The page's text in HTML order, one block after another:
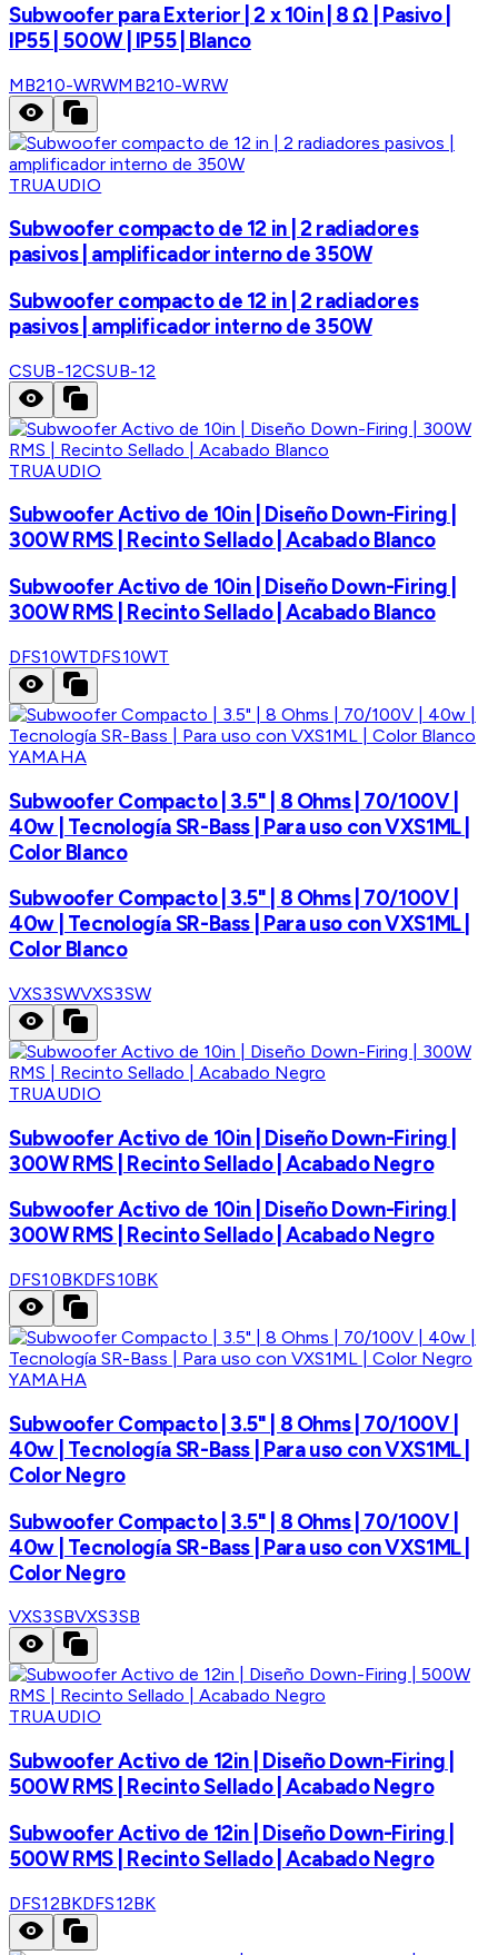
Subwoofer para Exterior | 2 x 10in | 8 Ω | Pasivo |
IP55 | 500W | IP55 | Blanco
MB210-WRWMB210-WRW
TRUAUDIO
Subwoofer compacto de 12 in | 2 radiadores
pasivos | amplificador interno de 350W
Subwoofer compacto de 12 in | 2 radiadores
pasivos | amplificador interno de 350W
CSUB-12CSUB-12
TRUAUDIO
Subwoofer Activo de 10in | Diseño Down-Firing |
300W RMS | Recinto Sellado | Acabado Blanco
Subwoofer Activo de 10in | Diseño Down-Firing |
300W RMS | Recinto Sellado | Acabado Blanco
DFS10WTDFS10WT
YAMAHA
Subwoofer Compacto | 3.5" | 8 Ohms | 70/100V |
40w | Tecnología SR-Bass | Para uso con VXS1ML |
Color Blanco
Subwoofer Compacto | 3.5" | 8 Ohms | 70/100V |
40w | Tecnología SR-Bass | Para uso con VXS1ML |
Color Blanco
VXS3SWVXS3SW
TRUAUDIO
Subwoofer Activo de 10in | Diseño Down-Firing |
300W RMS | Recinto Sellado | Acabado Negro
Subwoofer Activo de 10in | Diseño Down-Firing |
300W RMS | Recinto Sellado | Acabado Negro
DFS10BKDFS10BK
YAMAHA
Subwoofer Compacto | 3.5" | 8 Ohms | 70/100V |
40w | Tecnología SR-Bass | Para uso con VXS1ML |
Color Negro
Subwoofer Compacto | 3.5" | 8 Ohms | 70/100V |
40w | Tecnología SR-Bass | Para uso con VXS1ML |
Color Negro
VXS3SBVXS3SB
TRUAUDIO
Subwoofer Activo de 12in | Diseño Down-Firing |
500W RMS | Recinto Sellado | Acabado Negro
Subwoofer Activo de 12in | Diseño Down-Firing |
500W RMS | Recinto Sellado | Acabado Negro
DFS12BKDFS12BK